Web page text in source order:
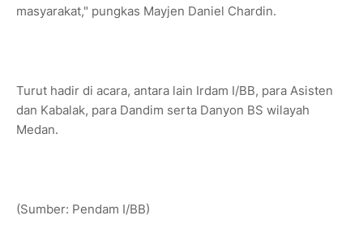
masyarakat," pungkas Mayjen Daniel Chardin.
Turut hadir di acara, antara lain Irdam I/BB, para Asisten
dan Kabalak, para Dandim serta Danyon BS wilayah
Medan.
(Sumber: Pendam I/BB)